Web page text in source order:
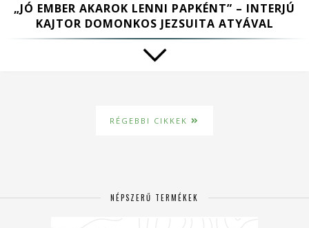
„JÓ EMBER AKAROK LENNI PAPKÉNT” – INTERJÚ
KAJTOR DOMONKOS JEZSUITA ATYÁVAL
RÉGEBBI CIKKEK
NÉPSZERŰ TERMÉKEK